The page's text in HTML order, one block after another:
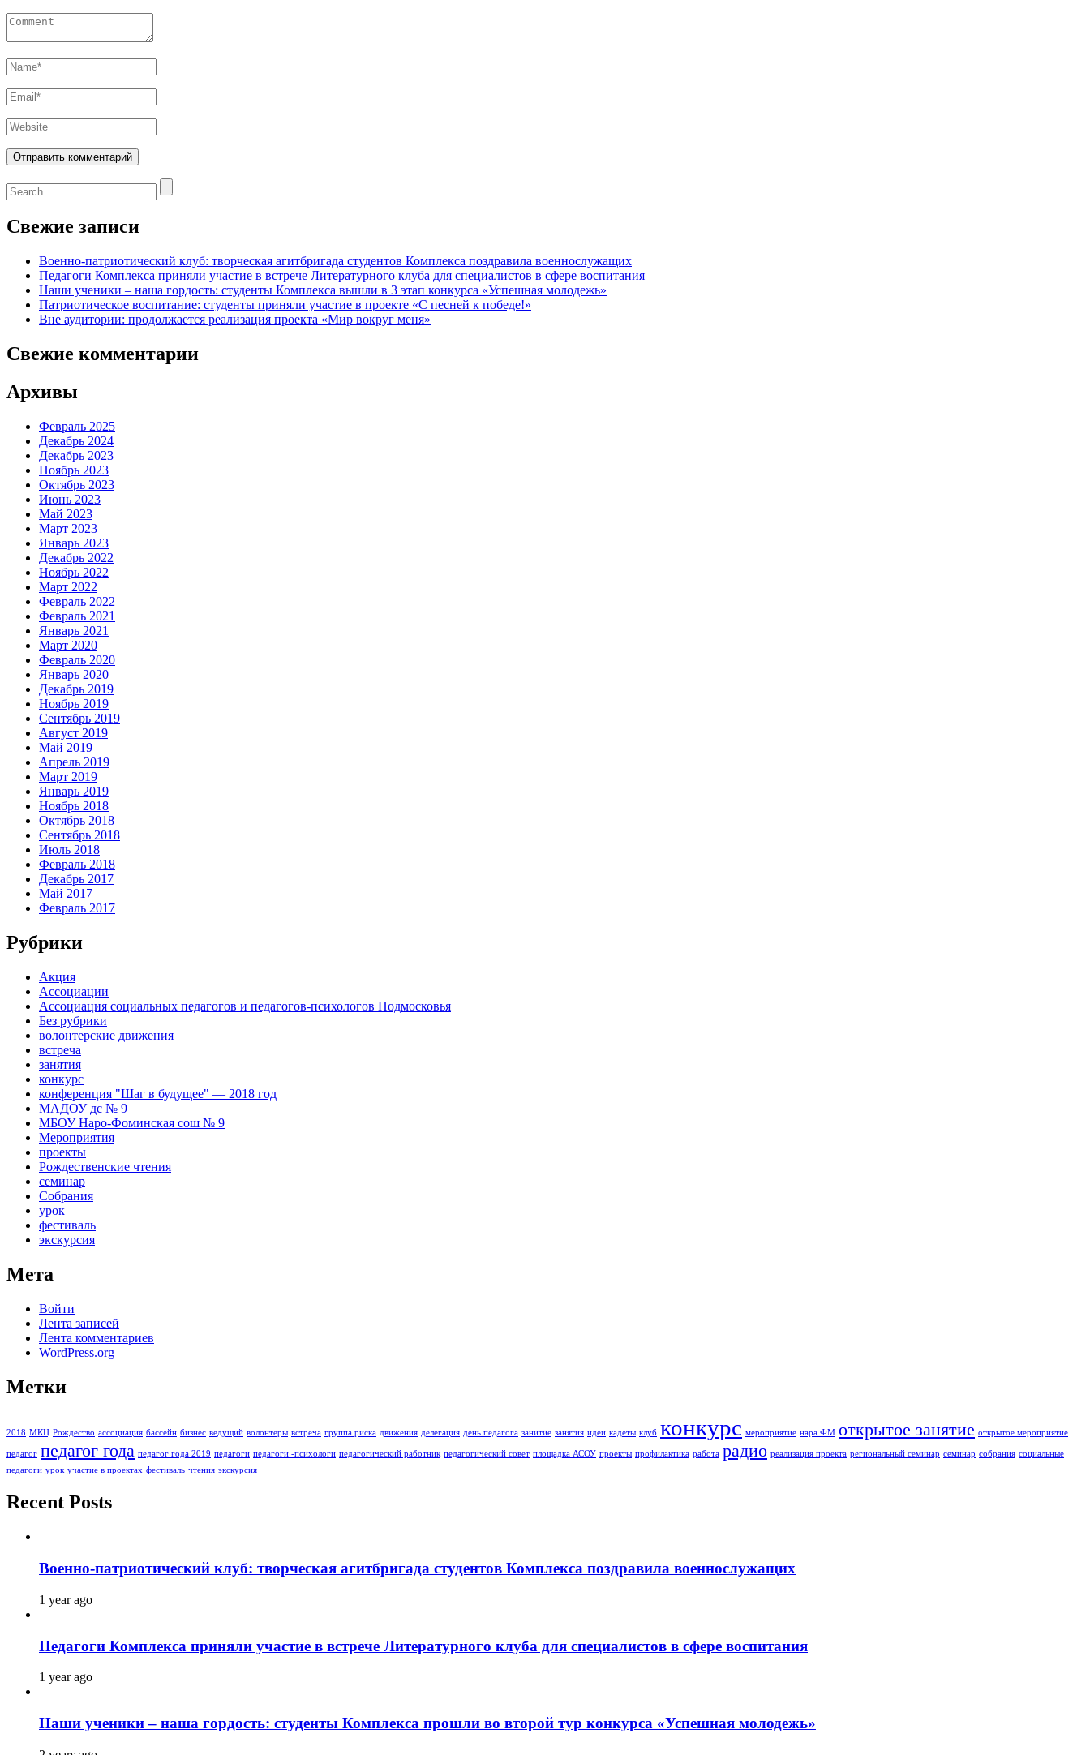
Свежие записи
Военно-патриотический клуб: творческая агитбригада студентов Комплекса поздравила военнослужащих
Педагоги Комплекса приняли участие в встрече Литературного клуба для специалистов в сфере воспитания
Наши ученики – наша гордость: студенты Комплекса вышли в 3 этап конкурса «Успешная молодежь»
Патриотическое воспитание: студенты приняли участие в проекте «С песней к победе!»
Вне аудитории: продолжается реализация проекта «Мир вокруг меня»
Свежие комментарии
Архивы
Февраль 2025
Декабрь 2024
Декабрь 2023
Ноябрь 2023
Октябрь 2023
Июнь 2023
Май 2023
Март 2023
Январь 2023
Декабрь 2022
Ноябрь 2022
Март 2022
Февраль 2022
Февраль 2021
Январь 2021
Март 2020
Февраль 2020
Январь 2020
Декабрь 2019
Ноябрь 2019
Сентябрь 2019
Август 2019
Май 2019
Апрель 2019
Март 2019
Январь 2019
Ноябрь 2018
Октябрь 2018
Сентябрь 2018
Июль 2018
Февраль 2018
Декабрь 2017
Май 2017
Февраль 2017
Рубрики
Акция
Ассоциации
Ассоциация социальных педагогов и педагогов-психологов Подмосковья
Без рубрики
волонтерские движения
встреча
занятия
конкурс
конференция "Шаг в будущее" — 2018 год
МАДОУ дс № 9
МБОУ Наро-Фоминская сош № 9
Мероприятия
проекты
Рождественские чтения
семинар
Собрания
урок
фестиваль
экскурсия
Мета
Войти
Лента записей
Лента комментариев
WordPress.org
Метки
2018 МКЦ Рождество ассоциация бассейн бизнес ведущий волонтеры встреча группа риска движения делегация день педагога занитие занятия идеи кадеты клуб конкурс мероприятие нара ФМ открытое занятие открытое мероприятие
педагог педагог года педагог года 2019 педагоги педагоги -психологи педагогический работник педагогический совет площадка АСОУ проекты профилактика работа радио реализация проекта региональный семинар семинар собрания социальные
педагоги урок участие в проектах фестиваль чтения экскурсия
Recent Posts
Военно-патриотический клуб: творческая агитбригада студентов Комплекса поздравила военнослужащих
1 year ago
Педагоги Комплекса приняли участие в встрече Литературного клуба для специалистов в сфере воспитания
1 year ago
Наши ученики – наша гордость: студенты Комплекса прошли во второй тур конкурса «Успешная молодежь»